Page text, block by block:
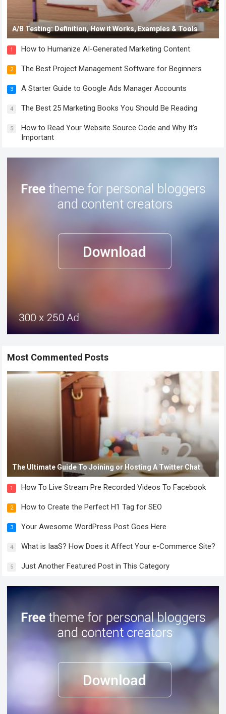
A/B Testing: Definition, How it Works, Examples & Tools
1 How to Humanize AI-Generated Marketing Content
2 The Best Project Management Software for Beginners
3 A Starter Guide to Google Ads Manager Accounts
4 The Best 25 Marketing Books You Should Be Reading
5
How to Read Your Website Source Code and Why It’s
Important
Most Commented Posts
The Ultimate Guide To Joining or Hosting A Twitter Chat
1 How To Live Stream Pre Recorded Videos To Facebook
2 How to Create the Perfect H1 Tag for SEO
3 Your Awesome WordPress Post Goes Here
4 What is IaaS? How Does it Affect Your e-Commerce Site?
5 Just Another Featured Post in This Category